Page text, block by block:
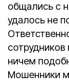
общались с
удалось не
сотрудников
ничем
Мошенники